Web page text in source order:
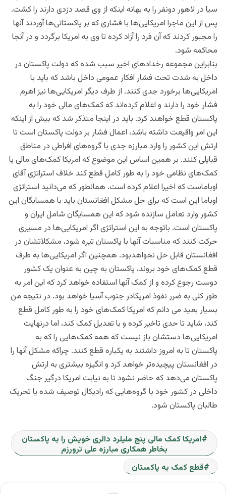
سیا در لاهور دونفر را به بهانه اینکه از وی قصد دزدی دارند را کشت.
پس از این ماجرا امریکایی‌ها با فشاری که بر پاکستانی‌ها آوردند آنها
را مجبور کردند که آن فرد را آزاد کرده تا وی به امریکا برگردد و در آنجا
محاکمه شود.
بنابراین مجموعه رخدادهای اخیر سبب شده که دولت پاکستان در
داخل به شدت تحت فشار افکار عمومی داخل باشد که باید با
امریکایی‌ها برخورد جدی کنند. از طرف دیگر امریکایی‌ها نیز اهرم
فشار خود را دارند و اعلام کرده‌اند که کمک‌های مالی خود را به
پاکستان قطع خواهند کرد. باید در اینجا متذکر شد که بیش از اینکه
این امر واقیعت داشته باشد، اعمال فشار بر دولت پاکستان است تا
ارتش این کشور را وارد مبارزه جدی با گروه‌های افراطی در مناطق
قبایلی کنند. بر همین اساس این موضوع که امریکا کمک‌های مالی یا
کمک‌های نظامی خود را به طور کامل قطع کند خلاف استراتژی آقای
اوباماست که اخیرا اعلام کرده است. همانطور که می‌دانید استراتژی
اوباما این است که برای حل مشکل افغانستان باید با همسایگان این
کشور وارد تعامل سازنده شود که این همسایگان شامل ایران و
پاکستان است. باتوجه به این استراتژی اگر امریکایی‌ها در مسیری
حرکت کنند که مناسبات آنها با پاکستان تیره شود، مشکلاتشان در
افغانستان قابل حل نخواهدبود. همچنین اگر امریکایی‌ها به طرف
قطع کمک‌های خود بروند، پاکستان به چین به عنوان یک کشور
دوست رجوع کرده و از کمک‌ آنها استفاده خواهد کرد که این امر به
طور کلی به ضرر نفوذ امریکادر جنوب آسیا خواهد بود. در نتیجه من
بسیار بعید می دانم که امریکا کمک‌های خود را به طور کامل قطع
کند، شاید تا حدی تاخیر کرده و با تعدیل کمک‌ کند، اما درنهایت
امریکایی‌ها دستشان باز نیست که همه کمک‌هایی را که به
پاکستان تا به امروز داشتند به یکباره قطع کنند. چراکه مشکل آنها را
در افغانستان پیچیده‌تر خواهد کرد و انگیزه بیشتری به ارتش
پاکستان می‌دهد که حاضر نشود تا به نیابت امریکا درگیر جنگ
داخلی در کشور خود با گروه‌هایی که رادیکال توصیف شده یا تحریک
طالبان پاکستان شود.
امریکا کمک مالی پنج ملیلرد دالری خویش را به پاکستان
بخاطر همکاری مبارزه علی ترورزم
قطع کمک به پاکستان